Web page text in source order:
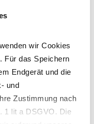
wir Cookies
Für das Speichern
Endgerät und die
und
Zustimmung nach
1 lit a DSGVO. Die
und meist nach
auf dem Konto
Hebammen und
nicht von
DMRZ einen
können Ihre
das Deutsche